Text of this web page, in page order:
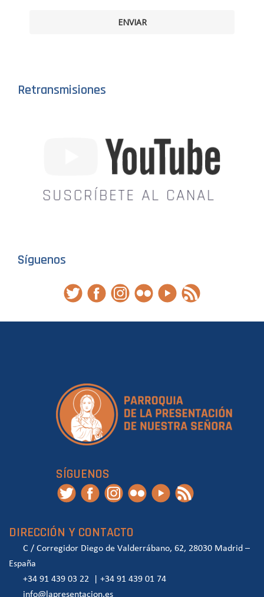
ENVIAR
Retransmisiones
Síguenos
SÍGUENOS
DIRECCIÓN Y CONTACTO
C / Corregidor Diego de Valderrábano, 62, 28030 Madrid –
España
+34 91 439 03 22
+34 91 439 01 74
info@lapresentacion.es